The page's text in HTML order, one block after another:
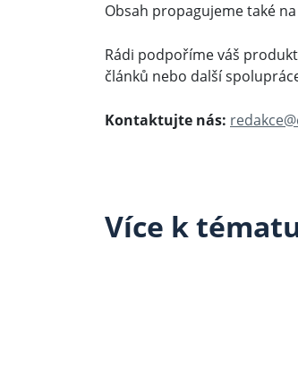
Obsah propagujeme také na
Rádi podpoříme váš
článků nebo další
Kontaktujte nás:
Více k